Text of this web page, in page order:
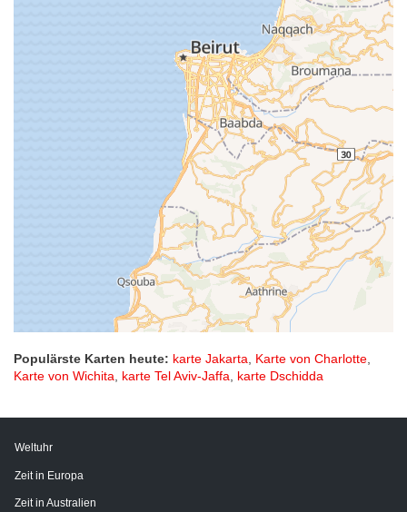
Populärste Karten heute: karte Jakarta, Karte von Charlotte,
Karte von Wichita, karte Tel Aviv-Jaffa, karte Dschidda
Weltuhr
Zeit in Europa
Zeit in Australien